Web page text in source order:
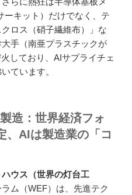
ーキット）だけでなく、テ
ロス（硝子繊維布）」な
手（南亜プラスチックが
しており、AIサプライチェ
ています。
造：世界経済フォ
、AIは製造業の「コ
ウス（世界の灯台工
ム（WEF）は、先進テク